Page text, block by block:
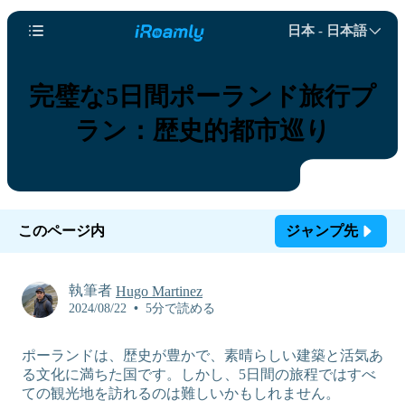
日本 - 日本語
完璧な5日間ポーランド旅行プ
ラン：歴史的都市巡り
このページ内 ジャンプ先
執筆者 Hugo Martinez
2024/08/22 • 5分で読める
ポーランドは、歴史が豊かで、素晴らしい建築と活気あ
る文化に満ちた国です。しかし、5日間の旅程ではすべ
ての観光地を訪れるのは難しいかもしれません。